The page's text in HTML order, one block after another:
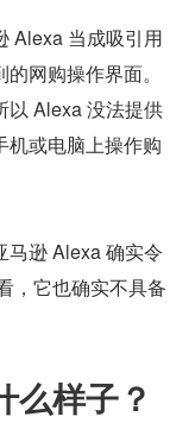
Alexa 当成吸引用
网购操作界面。
以 Alexa 没法提供
机或电脑上操作购
马逊 Alexa 确实令
，它也确实不具备
么样子？